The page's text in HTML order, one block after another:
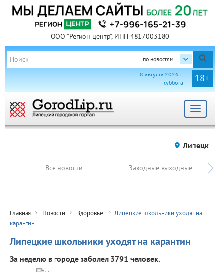
ООО "Регион центр", ИНН 4817003180
по новостям
18+
8 августа 2026 г.
суббота
Toggle
Липецк
Все новости Заводные выходные
Главная Новости Здоровье
Липецкие школьники уходят на
карантин
Липецкие школьники уходят на карантин
За неделю в городе заболел 3791 человек.